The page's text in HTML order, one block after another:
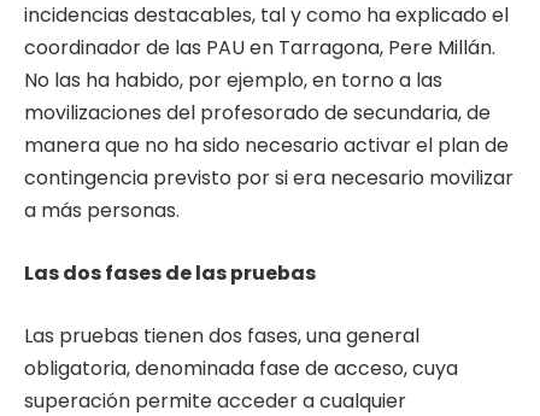
incidencias destacables, tal y como ha explicado el
coordinador de las PAU en Tarragona, Pere Millán.
No las ha habido, por ejemplo, en torno a las
movilizaciones del profesorado de secundaria, de
manera que no ha sido necesario activar el plan de
contingencia previsto por si era necesario movilizar
a más personas.
Las dos fases de las pruebas
Las pruebas tienen dos fases, una general
obligatoria, denominada fase de acceso, cuya
superación permite acceder a cualquier